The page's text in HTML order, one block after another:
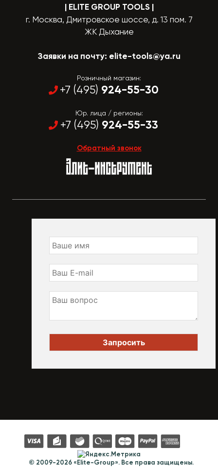
| ELITE GROUP TOOLS |
г. Москва, Дмитровское шоссе, д. 13 пом. 7
ЖК Дыхание
Заявки на почту: elite-tools@ya.ru
Розничный магазин:
+7 (495) 924-55-30
Юр. лица / регионы:
+7 (495) 924-55-33
Обратный звонок
© 2009-2026 «Elite-Group». Все права защищены.